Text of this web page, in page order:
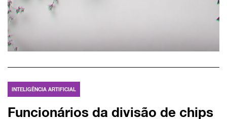
INTELIGÊNCIA ARTIFICIAL
Funcionários da divisão de chips